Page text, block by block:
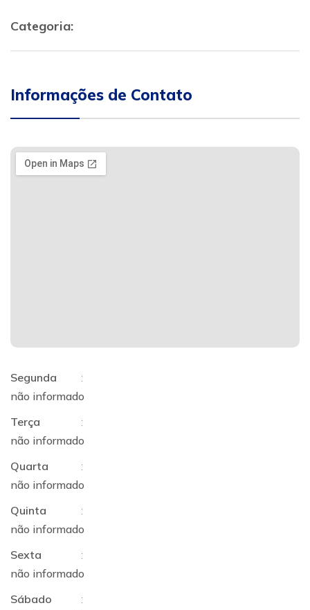
Categoria:
Informações de Contato
Segunda
:
não informado
Terça
:
não informado
Quarta
:
não informado
Quinta
:
não informado
Sexta
:
não informado
Sábado
: